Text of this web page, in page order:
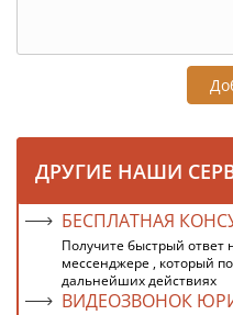
ДРУГИЕ НАШИ
БЕСПЛАТНАЯ
Получите быстрый
мессенджере , который
дальнейших действиях
ВИДЕОЗВОНОК